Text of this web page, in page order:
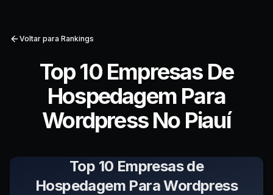
Voltar para Rankings
Top 10 Empresas De
Hospedagem Para
Wordpress No Piauí
Top 10 Empresas de
Hospedagem Para Wordpress